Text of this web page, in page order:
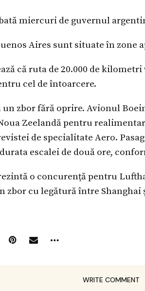
miercuri de guvernul
Aires sunt situate în zone
că ruta de 20.000 de
cel de întoarcere.
zbor fără oprire. Avionul
Zeelandă pentru
de specialitate Aero.
escalei de două ore,
o concurență pentru
zbor cu legătură între
WRITE COMMENT